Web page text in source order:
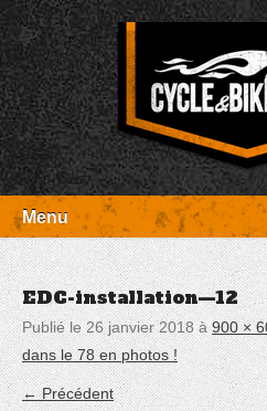
Aller
au
contenu
Cycle et Bike
Entretien Harley-Davidson,
détachées
Menu
EDC-installation—12
Publié le 26 janvier 2018 à900 ×
dans le 78 en photos !
← Précédent
Panneau de gestion des cookies